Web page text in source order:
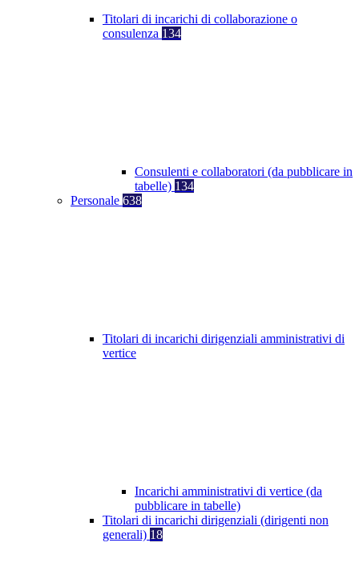
Titolari di incarichi di collaborazione o
consulenza 134
Consulenti e collaboratori (da pubblicare in
tabelle) 134
Personale 638
Titolari di incarichi dirigenziali amministrativi di
vertice
Incarichi amministrativi di vertice (da
pubblicare in tabelle)
Titolari di incarichi dirigenziali (dirigenti non
generali) 18